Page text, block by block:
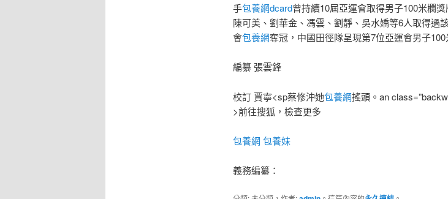
手包養網dcard曾持續10屆亞運會取得男子100米欄
陳可美、劉華金、馮雲、劉靜、吳水嬌等6人取得過
會包養網奪冠，中國田徑隊呈現第7位亞運會男子100
編纂 張雲鋒
校訂 賈寧<sp蔡修沖她包養網搖頭。an
>前往搜狐，檢查更多
包養網 包養妹
義務編纂：